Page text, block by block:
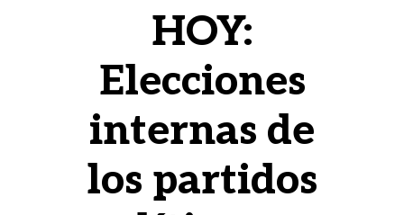
HOY:
Elecciones
internas de
los partidos